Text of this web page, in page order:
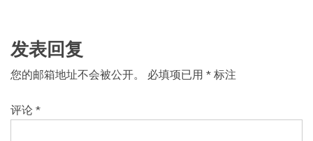
发表回复
您的邮箱地址不会被公开。 必填项已用 * 标注
评论 *